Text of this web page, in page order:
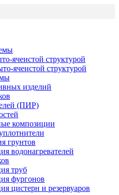
ячеистой структурой
ячеистой структурой
изделий
(ПИР)
композиции
грунтов
водонагревателей
труб
фургонов
цистерн и резервуаров